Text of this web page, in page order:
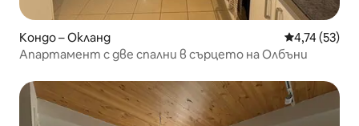
Кондо – Окланд Средна
4,74 (53)
Апартамент с две спални в сърцето на Олбъни